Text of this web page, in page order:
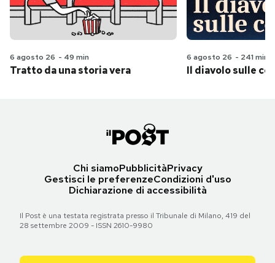
6 agosto 26 - 49 min
Tratto da una storia vera
6 agosto 26 - 241 min
Il diavolo sulle
Chi siamoPubblicitàPrivacy
Gestisci le preferenzeCondizioni d'uso
Dichiarazione di accessibilità
Il Post è una testata registrata presso il Tribunale di Milano, 419 del
28 settembre 2009 - ISSN 2610-9980